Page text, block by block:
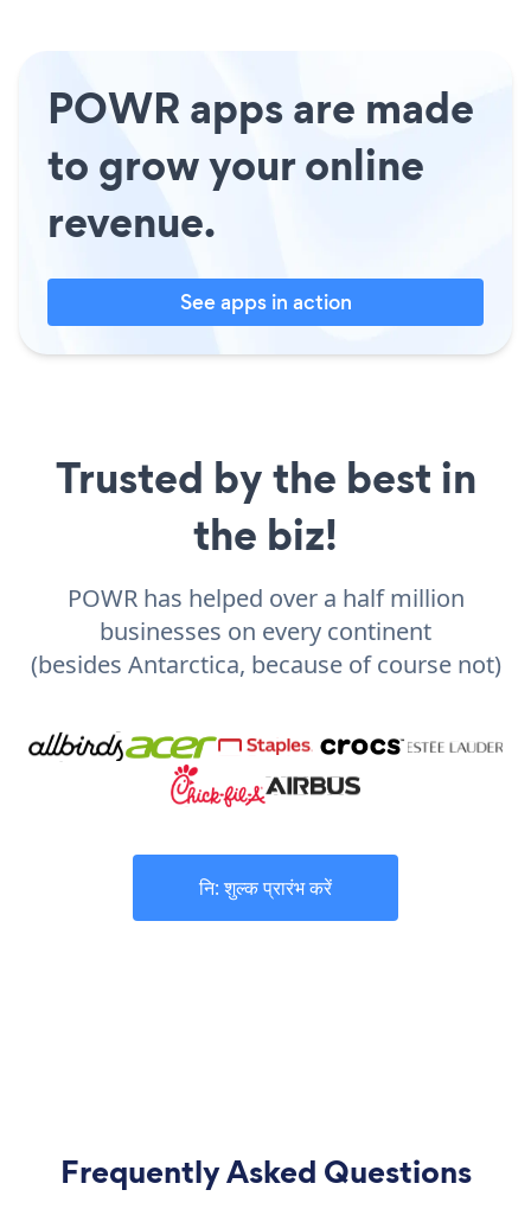
POWR apps are made
to grow your online
revenue.
See apps in action
Trusted by the best in
the biz!
POWR has helped over a half million
businesses on every continent
(besides Antarctica, because of course not)
नि: शुल्क प्रारंभ करें
Frequently Asked Questions